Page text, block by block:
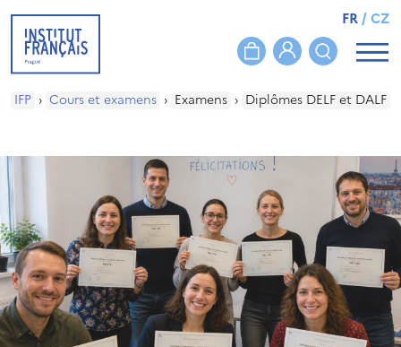
FR/CZ
IFP › Cours et examens › Examens › Diplômes DELF et DALF